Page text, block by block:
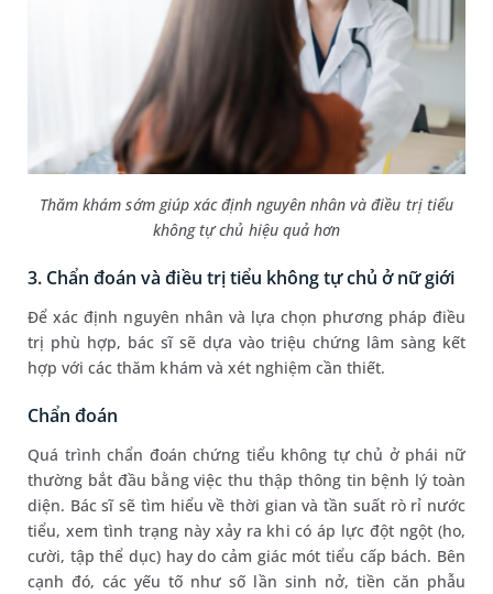
Thăm khám sớm giúp xác định nguyên nhân và điều trị tiểu
không tự chủ hiệu quả hơn
3. Chẩn đoán và điều trị tiểu không tự chủ ở nữ giới
Để xác định nguyên nhân và lựa chọn phương pháp điều
trị phù hợp, bác sĩ sẽ dựa vào triệu chứng lâm sàng kết
hợp với các thăm khám và xét nghiệm cần thiết.
Chẩn đoán
Quá trình chẩn đoán chứng tiểu không tự chủ ở phái nữ
thường bắt đầu bằng việc thu thập thông tin bệnh lý toàn
diện. Bác sĩ sẽ tìm hiểu về thời gian và tần suất rò rỉ nước
tiểu, xem tình trạng này xảy ra khi có áp lực đột ngột (ho,
cười, tập thể dục) hay do cảm giác mót tiểu cấp bách. Bên
cạnh đó, các yếu tố như số lần sinh nở, tiền căn phẫu